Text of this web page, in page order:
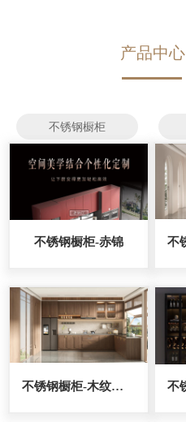
产品中心
不锈钢橱柜
不锈钢橱柜-赤锦
不锈钢橱柜-木纹金刚